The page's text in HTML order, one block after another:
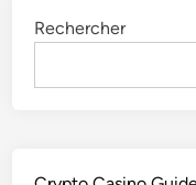
Rechercher